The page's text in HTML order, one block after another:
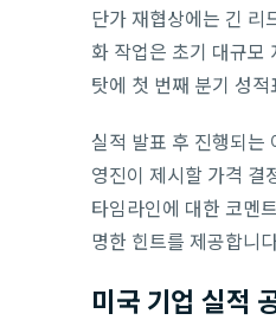
단가 재협상에는 긴
화 작업은 초기 대규모
탓에 첫 번째 분기 성
실적 발표 후 진행되는
영진이 제시할 가격
타임라인에 대한 코멘
명한 힌트를 제공합니
미국 기업 실적